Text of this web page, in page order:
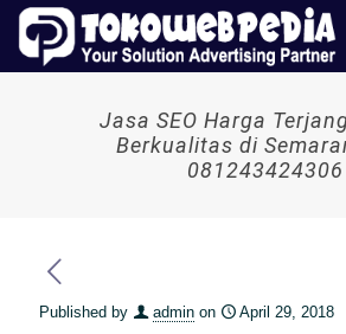
Jasa SEO Harga
Berkualitas di
081243424306
Published by admin on April 29, 2018